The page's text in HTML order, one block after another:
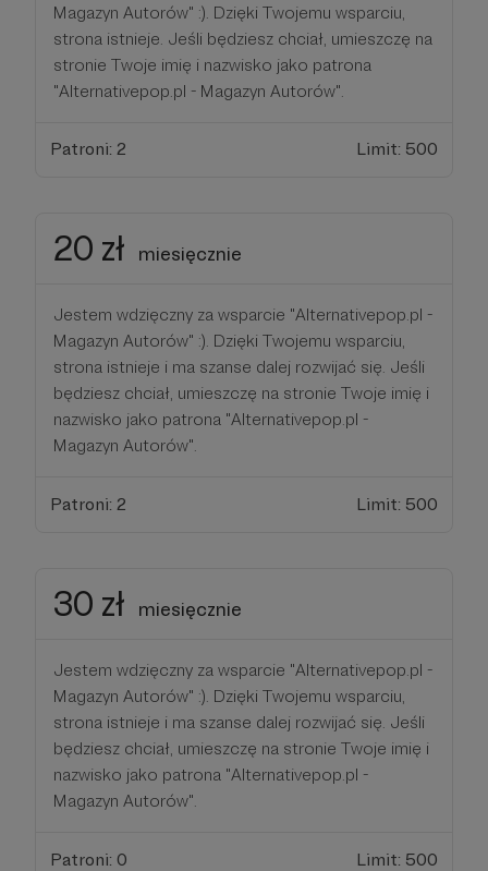
Magazyn Autorów" :). Dzięki Twojemu wsparciu,
strona istnieje. Jeśli będziesz chciał, umieszczę na
stronie Twoje imię i nazwisko jako patrona
"Alternativepop.pl - Magazyn Autorów".
Patroni: 2 Limit: 500
20 zł miesięcznie
Jestem wdzięczny za wsparcie "Alternativepop.pl -
Magazyn Autorów" :). Dzięki Twojemu wsparciu,
strona istnieje i ma szanse dalej rozwijać się. Jeśli
będziesz chciał, umieszczę na stronie Twoje imię i
nazwisko jako patrona "Alternativepop.pl -
Magazyn Autorów".
Patroni: 2 Limit: 500
30 zł miesięcznie
Jestem wdzięczny za wsparcie "Alternativepop.pl -
Magazyn Autorów" :). Dzięki Twojemu wsparciu,
strona istnieje i ma szanse dalej rozwijać się. Jeśli
będziesz chciał, umieszczę na stronie Twoje imię i
nazwisko jako patrona "Alternativepop.pl -
Magazyn Autorów".
Patroni: 0 Limit: 500